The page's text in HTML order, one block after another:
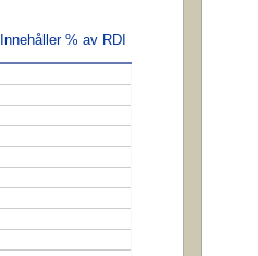
Innehåller % av RDI